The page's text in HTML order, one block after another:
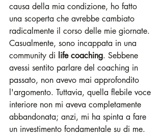
causa della mia condizione, ho fatto
una scoperta che avrebbe cambiato
radicalmente il corso delle mie giornate.
Casualmente, sono incappata in una
community di life coaching. Sebbene
avessi sentito parlare del coaching in
passato, non avevo mai approfondito
l'argomento. Tuttavia, quella flebile voce
interiore non mi aveva completamente
abbandonata; anzi, mi ha spinta a fare
un investimento fondamentale su di me.